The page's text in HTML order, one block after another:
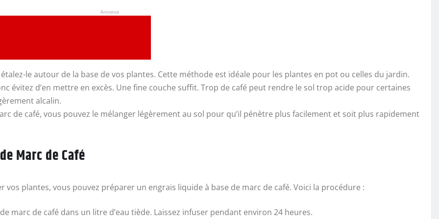
Annonce
le autour de la base de vos plantes. Cette méthode est idéale pour les plantes en pot ou celles du jardin.
évitez d’en mettre en excès. Une fine couche suffit. Trop de café peut rendre le sol trop acide pour certaines
alcalin.
de café, vous pouvez le mélanger légèrement au sol pour qu’il pénètre plus facilement et soit plus rapidement
Marc de Café
plantes, vous pouvez préparer un engrais liquide à base de marc de café. Voici la procédure :
marc de café dans un litre d’eau tiède. Laissez infuser pendant environ 24 heures.